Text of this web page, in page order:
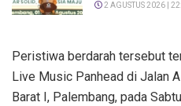
2 AGUSTUS 2026 |
Peristiwa berdarah tersebut
Live Music Panhead di Jalan
Barat I, Palembang, pada